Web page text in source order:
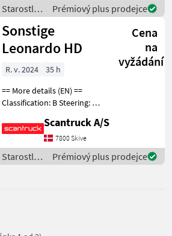
up
Starostlivosť
o stromy /
Sonstige
Prémiový plus prodejce
Sonstige
Leonardo HD
Cena
na
vyžádání
R. v. 2024
35 h
== More details (EN) ==
Classification: B Steering: 2
type: Non-marking tires
Wheel rear type: Non-
marking tires Lifting speed
up/down
Scantruck A/S
7800 Skive
Starostlivosť
o stromy /
Prémiový plus prodejce